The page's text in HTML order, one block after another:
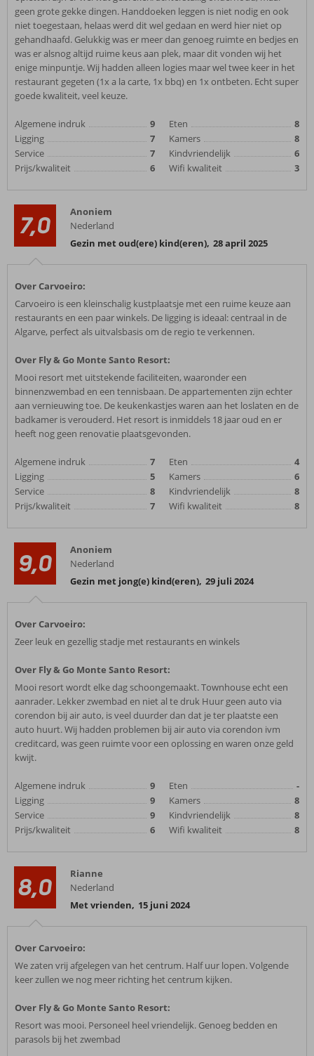
geen grote gekke dingen. Handdoeken leggen is niet nodig en ook
niet toegestaan, helaas werd dit wel gedaan en werd hier niet op
gehandhaafd. Gelukkig was er meer dan genoeg ruimte en bedjes en
was er alsnog altijd ruime keus aan plek, maar dit vonden wij het
enige minpuntje. Wij hadden alleen logies maar wel twee keer in het
restaurant gegeten (1x a la carte, 1x bbq) en 1x ontbeten. Echt super
goede kwaliteit, veel keuze.
Algemene indruk
9
Ligging
7
Service
7
Prijs/kwaliteit
6
Eten
8
Kamers
8
Kindvriendelijk
6
Wifi kwaliteit
3
7,0
Anoniem
Nederland
Gezin met oud(ere) kind(eren), 28 april 2025
Over Carvoeiro:
Carvoeiro is een kleinschalig kustplaatsje met een ruime keuze aan
restaurants en een paar winkels. De ligging is ideaal: centraal in de
Algarve, perfect als uitvalsbasis om de regio te verkennen.
Over Fly & Go Monte Santo Resort:
Mooi resort met uitstekende faciliteiten, waaronder een
binnenzwembad en een tennisbaan. De appartementen zijn echter
aan vernieuwing toe. De keukenkastjes waren aan het loslaten en de
badkamer is verouderd. Het resort is inmiddels 18 jaar oud en er
heeft nog geen renovatie plaatsgevonden.
Algemene indruk
7
Ligging
5
Service
8
Prijs/kwaliteit
7
Eten
4
Kamers
6
Kindvriendelijk
8
Wifi kwaliteit
8
9,0
Anoniem
Nederland
Gezin met jong(e) kind(eren), 29 juli 2024
Over Carvoeiro:
Zeer leuk en gezellig stadje met restaurants en winkels
Over Fly & Go Monte Santo Resort:
Mooi resort wordt elke dag schoongemaakt. Townhouse echt een
aanrader. Lekker zwembad en niet al te druk Huur geen auto via
corendon bij air auto, is veel duurder dan dat je ter plaatste een
auto huurt. Wij hadden problemen bij air auto via corendon ivm
creditcard, was geen ruimte voor een oplossing en waren onze geld
kwijt.
Algemene indruk
9
Ligging
9
Service
9
Prijs/kwaliteit
6
Eten
-
Kamers
8
Kindvriendelijk
8
Wifi kwaliteit
8
8,0
Rianne
Nederland
Met vrienden, 15 juni 2024
Over Carvoeiro:
We zaten vrij afgelegen van het centrum. Half uur lopen. Volgende
keer zullen we nog meer richting het centrum kijken.
Over Fly & Go Monte Santo Resort:
Resort was mooi. Personeel heel vriendelijk. Genoeg bedden en
parasols bij het zwembad